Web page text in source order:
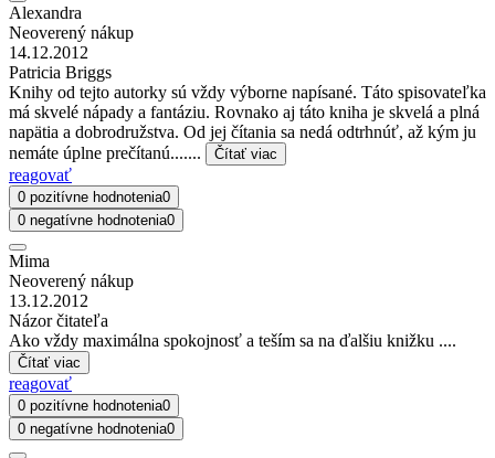
Alexandra
Neoverený nákup
14.12.2012
Patricia Briggs
Knihy od tejto autorky sú vždy výborne napísané. Táto spisovateľka
má skvelé nápady a fantáziu. Rovnako aj táto kniha je skvelá a plná
napätia a dobrodružstva. Od jej čítania sa nedá odtrhnúť, až kým ju
nemáte úplne prečítanú.......
Čítať viac
reagovať
0 pozitívne hodnotenia0
0 negatívne hodnotenia0
Mima
Neoverený nákup
13.12.2012
Názor čitateľa
Ako vždy maximálna spokojnosť a teším sa na ďalšiu knižku ....
Čítať viac
reagovať
0 pozitívne hodnotenia0
0 negatívne hodnotenia0